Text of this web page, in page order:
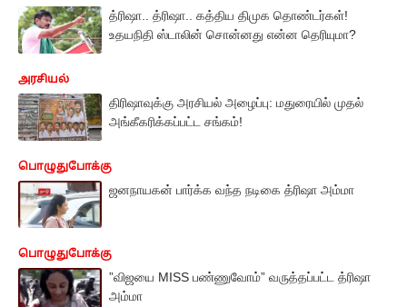
த்ரிஷா.. த்ரிஷா.. கத்திய திமுக தொண்டர்கள்!
உதயநிதி ஸ்டாலின் சொன்னது என்ன தெரியுமா?
அரசியல்
திரிஷாவுக்கு அரசியல் அழைப்பு: மதுரையில் முதல்
அங்கீகரிக்கப்பட்ட சங்கம்!
பொழுதுபோக்கு
ஜனநாயகன் பார்க்க வந்த நடிகை த்ரிஷா அம்மா
பொழுதுபோக்கு
”விஜயை MISS பண்ணுவோம்” வருத்தப்பட்ட த்ரிஷா
அம்மா